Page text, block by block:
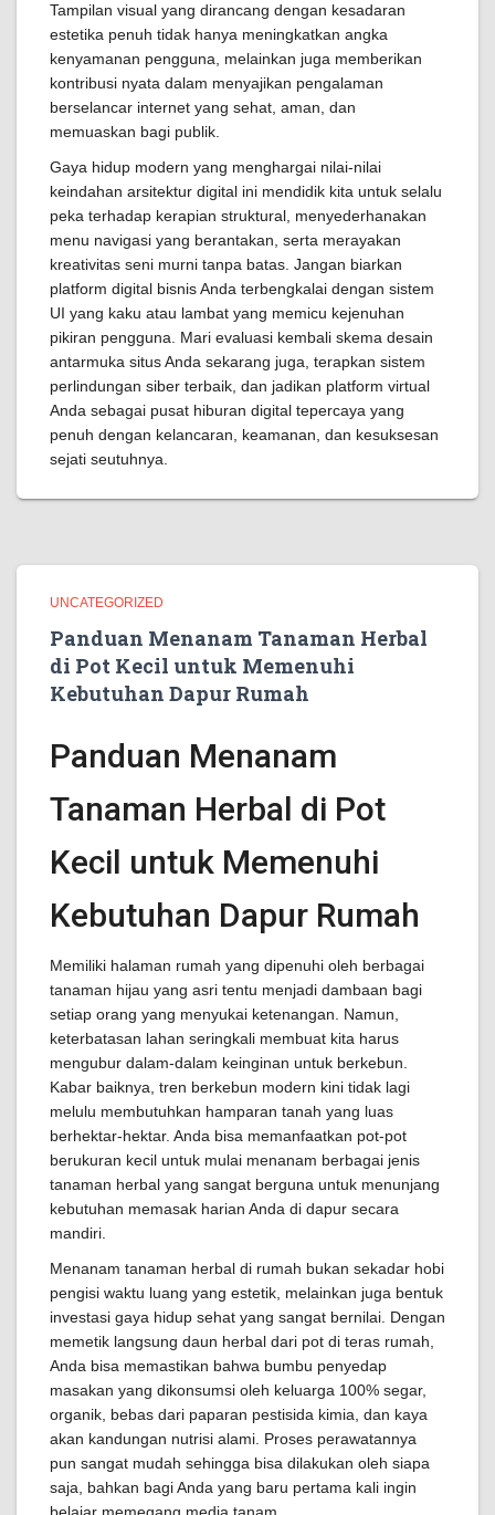
Tampilan visual yang dirancang dengan kesadaran
estetika penuh tidak hanya meningkatkan angka
kenyamanan pengguna, melainkan juga memberikan
kontribusi nyata dalam menyajikan pengalaman
berselancar internet yang sehat, aman, dan
memuaskan bagi publik.
Gaya hidup modern yang menghargai nilai-nilai
keindahan arsitektur digital ini mendidik kita untuk selalu
peka terhadap kerapian struktural, menyederhanakan
menu navigasi yang berantakan, serta merayakan
kreativitas seni murni tanpa batas. Jangan biarkan
platform digital bisnis Anda terbengkalai dengan sistem
UI yang kaku atau lambat yang memicu kejenuhan
pikiran pengguna. Mari evaluasi kembali skema desain
antarmuka situs Anda sekarang juga, terapkan sistem
perlindungan siber terbaik, dan jadikan platform virtual
Anda sebagai pusat hiburan digital tepercaya yang
penuh dengan kelancaran, keamanan, dan kesuksesan
sejati seutuhnya.
UNCATEGORIZED
Panduan Menanam Tanaman Herbal
di Pot Kecil untuk Memenuhi
Kebutuhan Dapur Rumah
Panduan Menanam
Tanaman Herbal di Pot
Kecil untuk Memenuhi
Kebutuhan Dapur Rumah
Memiliki halaman rumah yang dipenuhi oleh berbagai
tanaman hijau yang asri tentu menjadi dambaan bagi
setiap orang yang menyukai ketenangan. Namun,
keterbatasan lahan seringkali membuat kita harus
mengubur dalam-dalam keinginan untuk berkebun.
Kabar baiknya, tren berkebun modern kini tidak lagi
melulu membutuhkan hamparan tanah yang luas
berhektar-hektar. Anda bisa memanfaatkan pot-pot
berukuran kecil untuk mulai menanam berbagai jenis
tanaman herbal yang sangat berguna untuk menunjang
kebutuhan memasak harian Anda di dapur secara
mandiri.
Menanam tanaman herbal di rumah bukan sekadar hobi
pengisi waktu luang yang estetik, melainkan juga bentuk
investasi gaya hidup sehat yang sangat bernilai. Dengan
memetik langsung daun herbal dari pot di teras rumah,
Anda bisa memastikan bahwa bumbu penyedap
masakan yang dikonsumsi oleh keluarga 100% segar,
organik, bebas dari paparan pestisida kimia, dan kaya
akan kandungan nutrisi alami. Proses perawatannya
pun sangat mudah sehingga bisa dilakukan oleh siapa
saja, bahkan bagi Anda yang baru pertama kali ingin